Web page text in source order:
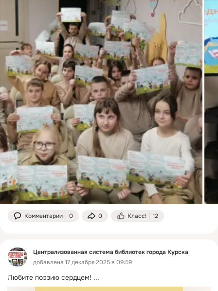
Комментарии 0 0 Класс! 12
Централизованная система библиотек города Курска
добавлена 17 декабря 2025 в 09:59
Любите поэзию сердцем! ...